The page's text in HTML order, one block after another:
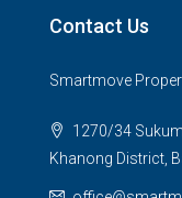
Contact Us
Smartmove
1270/34
Khanong District,